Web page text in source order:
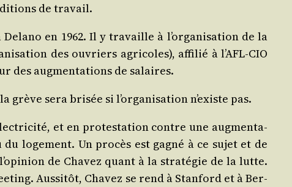
de travail.
en 1962. Il y tra­vaille à l’organisation de la
des ouvriers agri­coles), affi­lié à l’AFL‑CIO
des aug­men­ta­tions de salaires.
grève sera bri­sée si l’organisation n’existe pas.
et en pro­tes­ta­tion contre une aug­men­ta­
loge­ment. Un pro­cès est gagné à ce sujet et de
de Cha­vez quant à la stra­té­gie de la lutte.
Aus­si­tôt, Cha­vez se rend à Stan­ford et à Ber­